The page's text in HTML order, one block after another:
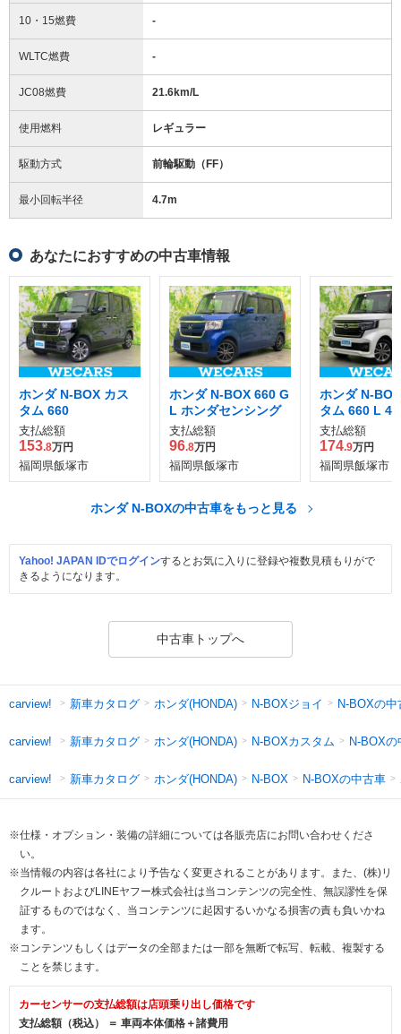
10・15燃費 -
WLTC燃費 -
JC08燃費 21.6km/L
使用燃料 レギュラー
駆動方式 前輪駆動（FF）
最小回転半径 4.7m
あなたにおすすめの中古車情報
ホンダ N-BOX カス
タム 660
支払総額
153.8万円
福岡県飯塚市
ホンダ N-BOX 660 G
L ホンダセンシング
支払総額
96.8万円
福岡県飯塚市
ホンダ N-
タム 660 L
支払総額
174.9万円
福岡県飯塚市
ホンダ N-BOXの中古車をもっと見る
Yahoo! JAPAN IDでログインするとお気に入りに登録や複数見積もりがで
きるようになります。
中古車トップへ
carview! 新車カタログ ホンダ(HONDA) N-BOXジョイ N-BOXの中
carview! 新車カタログ ホンダ(HONDA) N-BOXカスタム N-BOXの
carview! 新車カタログ ホンダ(HONDA) N-BOX N-BOXの中古車
※仕様・オプション・装備の詳細については各販売店にお問い合わせくださ
い。
※当情報の内容は各社により予告なく変更されることがあります。また、(株)リ
クルートおよびLINEヤフー株式会社は当コンテンツの完全性、無誤謬性を保
証するものではなく、当コンテンツに起因するいかなる損害の責も負いかね
ます。
※コンテンツもしくはデータの全部または一部を無断で転写、転載、複製する
ことを禁じます。
カーセンサーの支払総額は店頭乗り出し価格です
支払総額（税込） ＝ 車両本体価格＋諸費用